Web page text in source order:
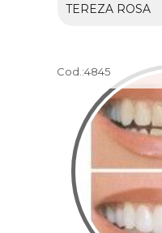
TEREZA ROSA
Cod.:4845